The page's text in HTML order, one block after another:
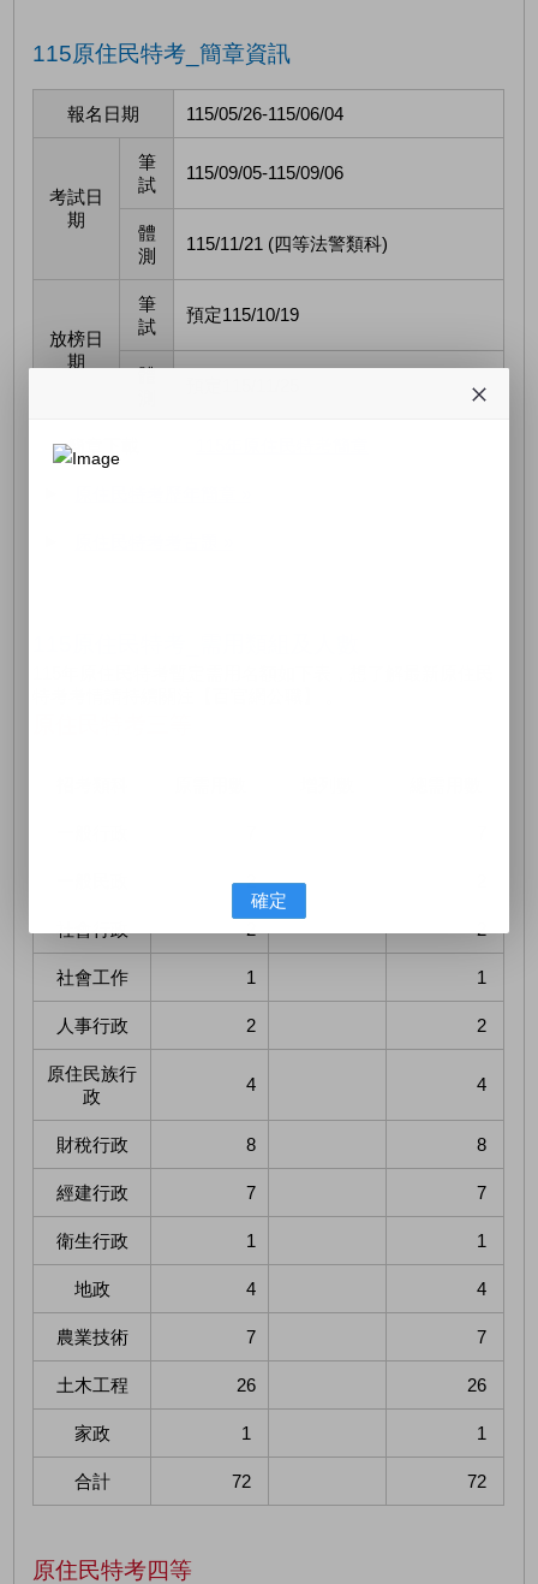
115原住民特考_簡章資訊
報名日期 115/05/26-115/06/04
考試日
期
筆
試
115/09/05-115/09/06
體
測
115/11/21 (四等法警類科)
放榜日
期
筆
試
預定115/10/19
體
簡章下載
2
社會行政 2 2
社會工作 1 1
人事行政 2 2
原住民族行
政
4 4
財稅行政 8 8
經建行政 7 7
衛生行政 1 1
地政 4 4
農業技術 7 7
土木工程 26 26
家政 1 1
合計 72 72
原住民特考四等
確定